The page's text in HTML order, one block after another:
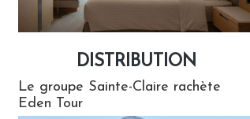
DISTRIBUTION
Le groupe Sainte-Claire rachète
Eden Tour